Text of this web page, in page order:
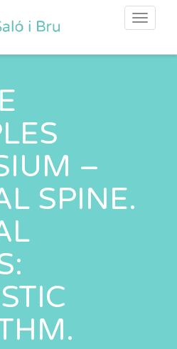
Toggle
–
SPINE.